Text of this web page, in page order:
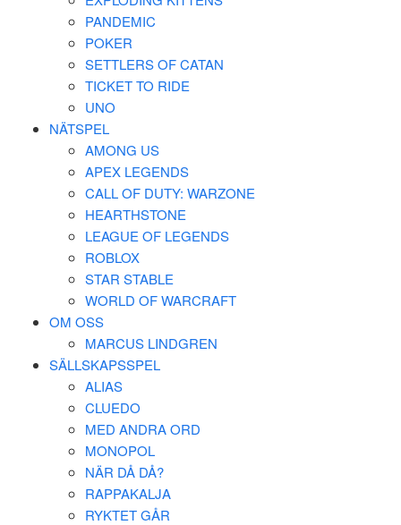
PANDEMIC
POKER
SETTLERS OF CATAN
TICKET TO RIDE
UNO
NÄTSPEL
AMONG US
APEX LEGENDS
CALL OF DUTY: WARZONE
HEARTHSTONE
LEAGUE OF LEGENDS
ROBLOX
STAR STABLE
WORLD OF WARCRAFT
OM OSS
MARCUS LINDGREN
SÄLLSKAPSSPEL
ALIAS
CLUEDO
MED ANDRA ORD
MONOPOL
NÄR DÅ DÅ?
RAPPAKALJA
RYKTET GÅR